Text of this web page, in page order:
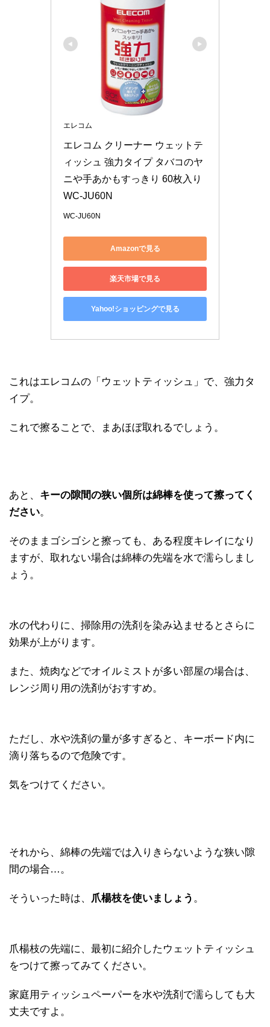
エレコム
エレコム クリーナー ウェットテ
ィッシュ 強力タイプ タバコのヤ
ニや手あかもすっきり 60枚入り
WC-JU60N
WC-JU60N
Amazonで見る
楽天市場で見る
Yahoo!ショッピングで見る
これはエレコムの「ウェットティッシュ」で、強力タ
イプ。
これで擦ることで、まあほぼ取れるでしょう。
あと、 キーの隙間の狭い個所は綿棒を使って擦ってく
ださい。
そのままゴシゴシと擦っても、ある程度キレイになり
ますが、取れない場合は綿棒の先端を水で濡らしまし
ょう。
水の代わりに、掃除用の洗剤を染み込ませるとさらに
効果が上がります。
また、焼肉などでオイルミストが多い部屋の場合は、
レンジ周り用の洗剤がおすすめ。
ただし、水や洗剤の量が多すぎると、キーボード内に
滴り落ちるので危険です。
気をつけてください。
それから、綿棒の先端では入りきらないような狭い隙
間の場合…。
そういった時は、 爪楊枝を使いましょう 。
爪楊枝の先端に、最初に紹介したウェットティッシュ
をつけて擦ってみてください。
家庭用ティッシュペーパーを水や洗剤で濡らしても大
丈夫ですよ。